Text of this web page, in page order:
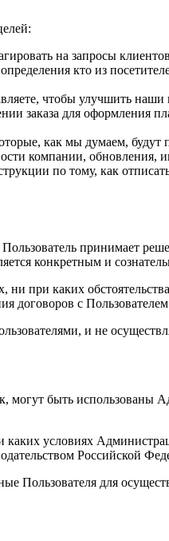
на запросы
кто из
чтобы улучшить наши
заказа для оформления
как мы думаем, будут
компании, обновления,
по тому, как
принимает
конкретным и
при каких
договоров с
и не
быть использованы
условиях
Российской
Пользователя для